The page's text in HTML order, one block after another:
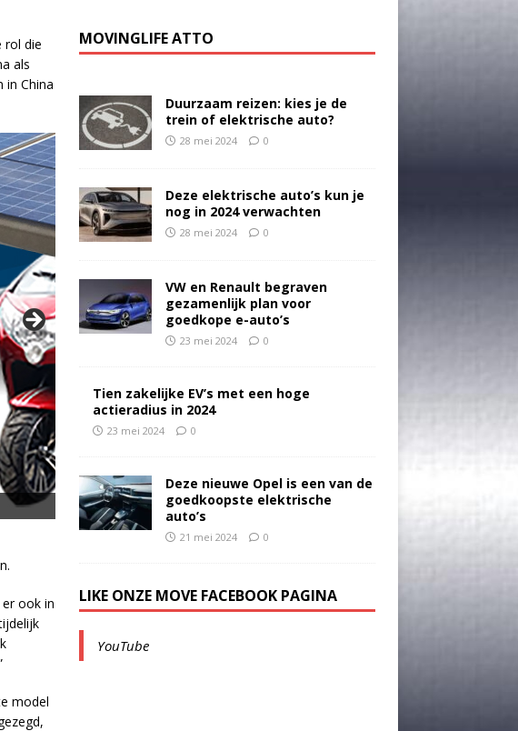
rol die
als
in China
ook in
model
MOVINGLIFE ATTO
Duurzaam reizen: kies je de
trein of elektrische auto?
28 mei 2024 0
Deze elektrische auto’s kun je
nog in 2024 verwachten
28 mei 2024 0
VW en Renault begraven
gezamenlijk plan voor
goedkope e-auto’s
23 mei 2024 0
Tien zakelijke EV’s met een hoge
actieradius in 2024
23 mei 2024 0
Deze nieuwe Opel is een van de
goedkoopste elektrische
auto’s
21 mei 2024 0
LIKE ONZE MOVE FACEBOOK PAGINA
YouTube